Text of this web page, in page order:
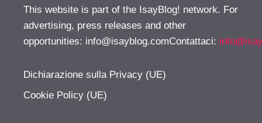
This website is part of the IsayBlog! network. For
advertising, press releases and other
opportunities: info@isayblog.comContattaci:
Dichiarazione sulla Privacy (UE)
Cookie Policy (UE)